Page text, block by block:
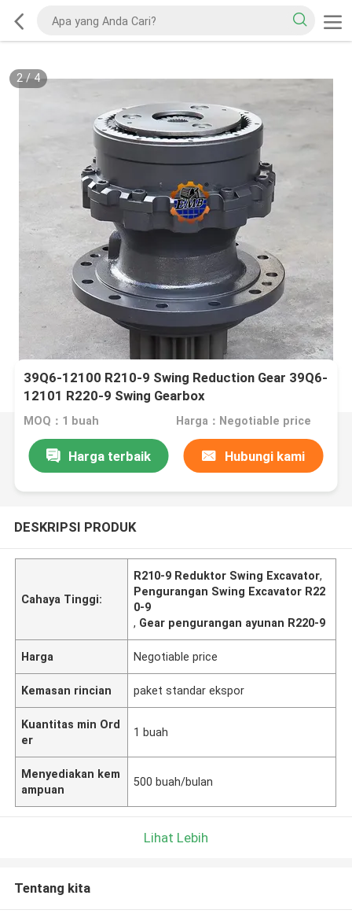
2/4
39Q6-12100 R210-9 Swing Reduction Gear 39Q6-
12101 R220-9 Swing Gearbox
MOQ：1 buah Harga：Negotiable price
Harga terbaik Hubungi kami
DESKRIPSI PRODUK
Cahaya Tinggi:
R210-9 Reduktor Swing Excavator,
Pengurangan Swing Excavator R22
0-9
, Gear pengurangan ayunan R220-9
Harga Negotiable price
Kemasan rincian paket standar ekspor
Kuantitas min Ord
er
1 buah
Menyediakan kem
ampuan
500 buah/bulan
Lihat Lebih
Tentang kita